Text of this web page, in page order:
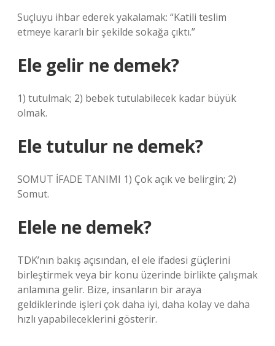
Suçluyu ihbar ederek yakalamak: “Katili teslim
etmeye kararlı bir şekilde sokağa çıktı.”
Ele gelir ne demek?
1) tutulmak; 2) bebek tutulabilecek kadar büyük
olmak.
Ele tutulur ne demek?
SOMUT İFADE TANIMI 1) Çok açık ve belirgin; 2)
Somut.
Elele ne demek?
TDK’nın bakış açısından, el ele ifadesi güçlerini
birleştirmek veya bir konu üzerinde birlikte çalışmak
anlamına gelir. Bize, insanların bir araya
geldiklerinde işleri çok daha iyi, daha kolay ve daha
hızlı yapabileceklerini gösterir.